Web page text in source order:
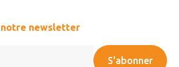
notre newsletter
S'abonner